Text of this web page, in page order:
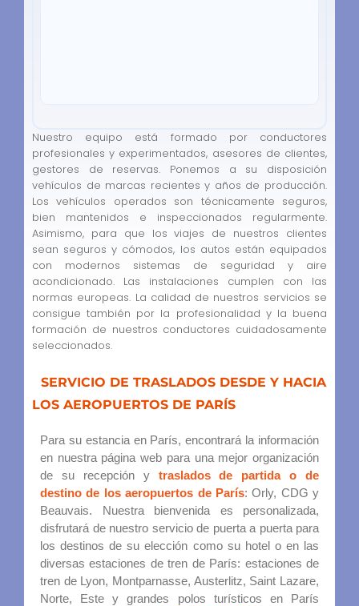
Nuestro equipo está formado por conductores
profesionales y experimentados, asesores de clientes,
gestores de reservas. Ponemos a su disposición
vehículos de marcas recientes y años de producción.
Los vehículos operados son técnicamente seguros,
bien mantenidos e inspeccionados regularmente.
Asimismo, para que los viajes de nuestros clientes
sean seguros y cómodos, los autos están equipados
con modernos sistemas de seguridad y aire
acondicionado. Las instalaciones cumplen con las
normas europeas. La calidad de nuestros servicios se
consigue también por la profesionalidad y la buena
formación de nuestros conductores cuidadosamente
seleccionados.
SERVICIO DE TRASLADOS DESDE Y HACIA
LOS AEROPUERTOS DE PARÍS
Para su estancia en París, encontrará la información
en nuestra página web para una mejor organización
de su recepción y traslados de partida o de
destino de los aeropuertos de París: Orly, CDG y
Beauvais. Nuestra bienvenida es personalizada,
disfrutará de nuestro servicio de puerta a puerta para
los destinos de su elección como su hotel o en las
diversas estaciones de tren de París: estaciones de
tren de Lyon, Montparnasse, Austerlitz, Saint Lazare,
Norte, Este y grandes polos turísticos en París